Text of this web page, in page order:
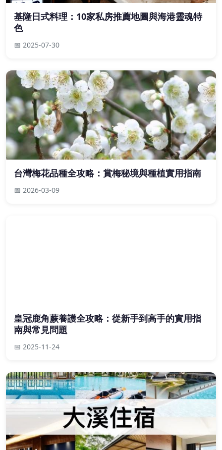
基隆日式料理：10家私房推薦地圖與海港靈魂特
色
📅 2025-07-30
台灣梅花品種全攻略：賞梅秘境與種植實用指南
📅 2026-03-09
皇冠鹿角蕨養護全攻略：從新手到高手的實用指
南與常見問題
📅 2025-11-24